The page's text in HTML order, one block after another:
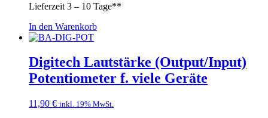
Lieferzeit 3 – 10 Tage**
In den Warenkorb
Digitech Lautstärke (Output/Input)
Potentiometer f. viele Geräte
11,90 € inkl. 19% MwSt.